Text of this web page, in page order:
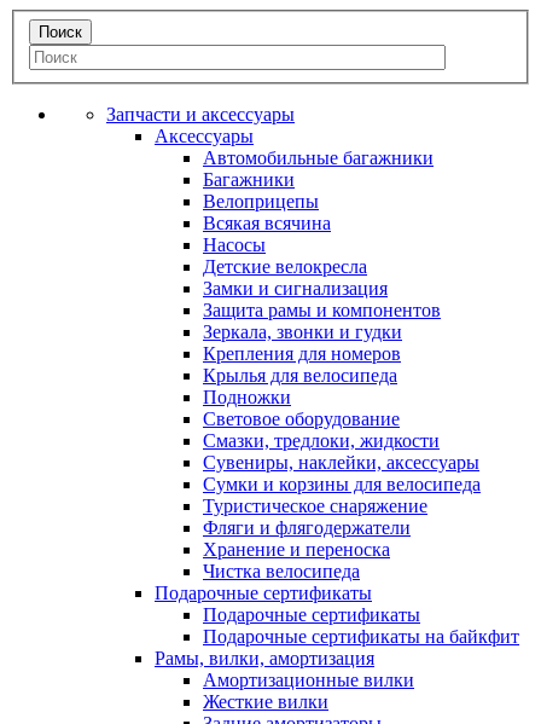
Запчасти и аксессуары
Аксессуары
Автомобильные багажники
Багажники
Велоприцепы
Всякая всячина
Насосы
Детские велокресла
Замки и сигнализация
Защита рамы и компонентов
Зеркала, звонки и гудки
Крепления для номеров
Крылья для велосипеда
Подножки
Световое оборудование
Смазки, тредлоки, жидкости
Сувениры, наклейки, аксессуары
Сумки и корзины для велосипеда
Туристическое снаряжение
Фляги и флягодержатели
Хранение и переноска
Чистка велосипеда
Подарочные сертификаты
Подарочные сертификаты
Подарочные сертификаты на байкфит
Рамы, вилки, амортизация
Амортизационные вилки
Жесткие вилки